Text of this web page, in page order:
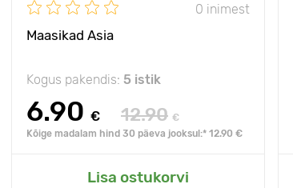
0 inimest
Maasikad Asia
Kogus pakendis: 5 istik
6.90 € 12.90 €
Kõige madalam hind 30 päeva jooksul:* 12.90 €
Lisa ostukorvi